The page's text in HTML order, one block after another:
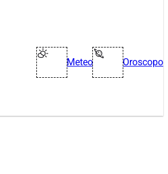
Meteo Oroscopo